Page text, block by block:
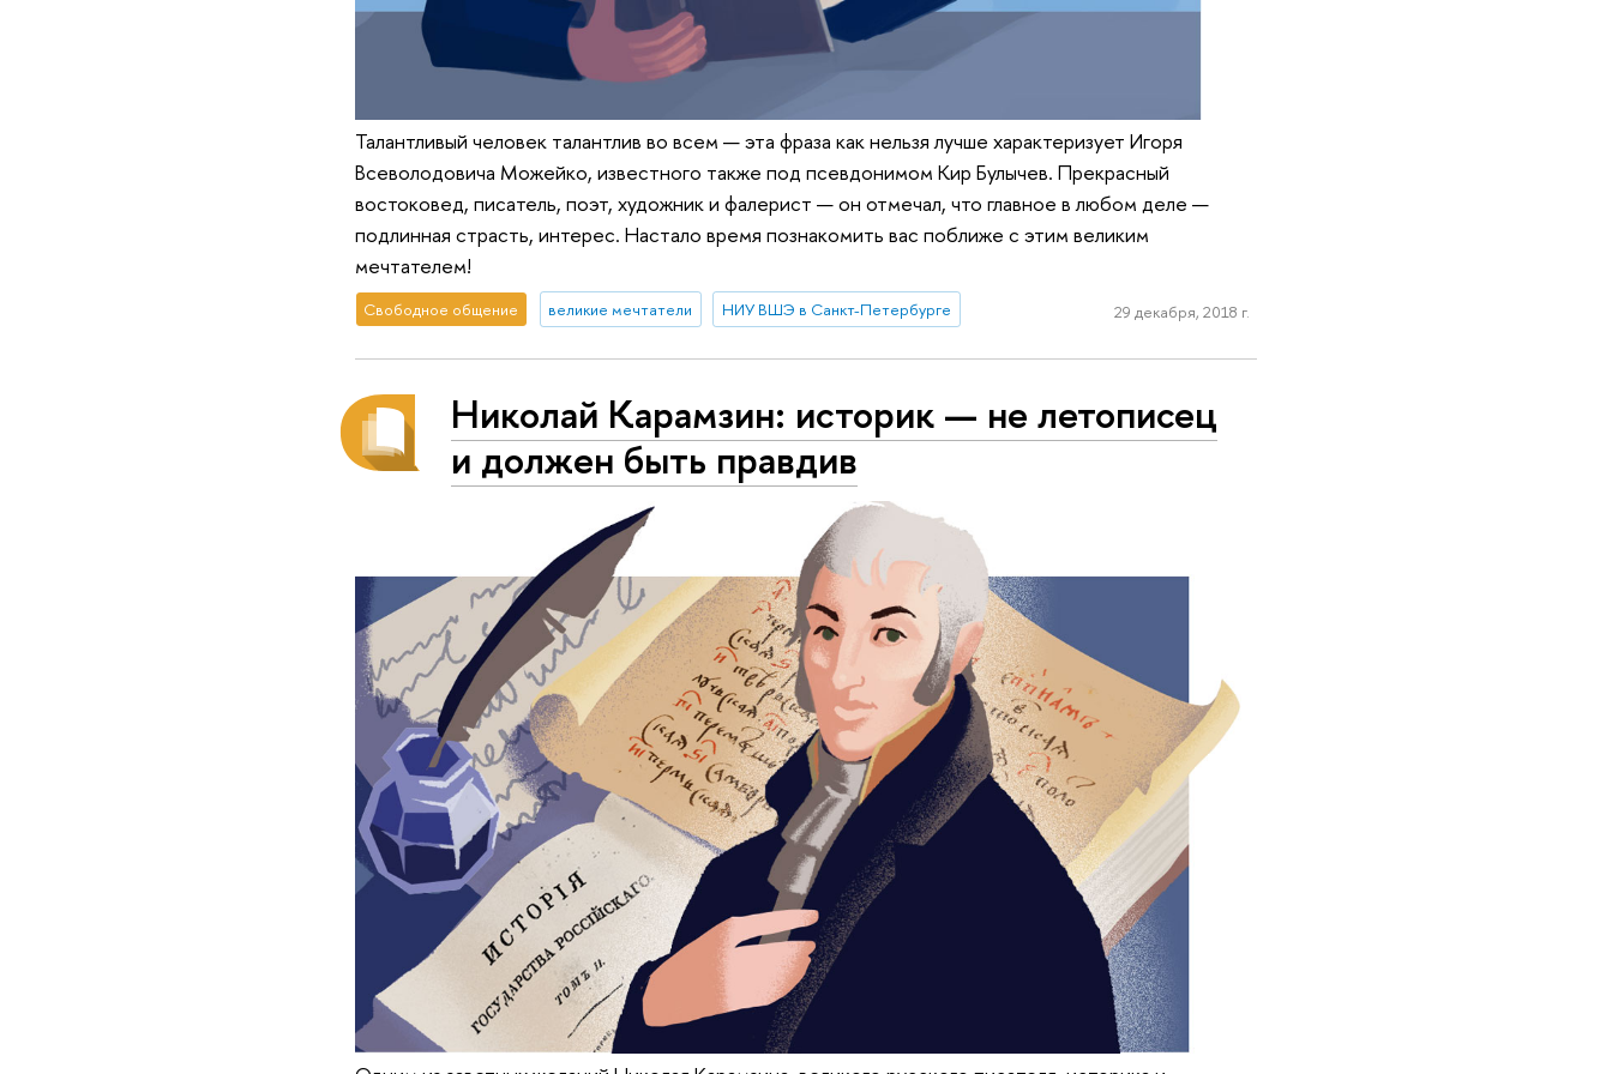
Талантливый человек талантлив во всем — эта фраза как нельзя лучше характеризует Игоря
Всеволодовича Можейко, известного также под псевдонимом Кир Булычев. Прекрасный
востоковед, писатель, поэт, художник и фалерист — он отмечал, что главное в любом деле —
подлинная страсть, интерес. Настало время познакомить вас поближе с этим великим
мечтателем!
Свободное общение великие мечтатели НИУ ВШЭ в Санкт-Петербурге 29 декабря, 2018 г.
Николай Карамзин: историк — не летописец
и должен быть правдив